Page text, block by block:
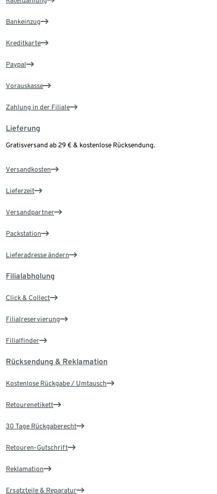
Bankeinzug
Kreditkarte
Paypal
Vorauskasse
Zahlung in der Filiale
Lieferung
Gratisversand ab 29 € & kostenlose Rücksendung.
Versandkosten
Lieferzeit
Versandpartner
Packstation
Lieferadresse ändern
Filialabholung
Click & Collect
Filialreservierung
Filialfinder
Rücksendung & Reklamation
Kostenlose Rückgabe / Umtausch
Retourenetikett
30 Tage Rückgaberecht
Retouren-Gutschrift
Reklamation
Ersatzteile & Reparatur